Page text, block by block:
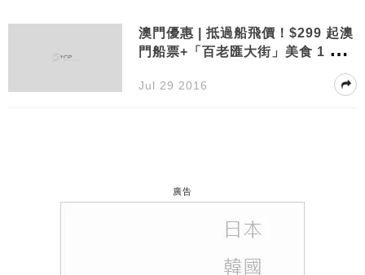
澳門優惠 | 抵過船飛價！$299 起澳
門船票+「百老匯大街」美食 1 天套
Jul 29 2016
廣告